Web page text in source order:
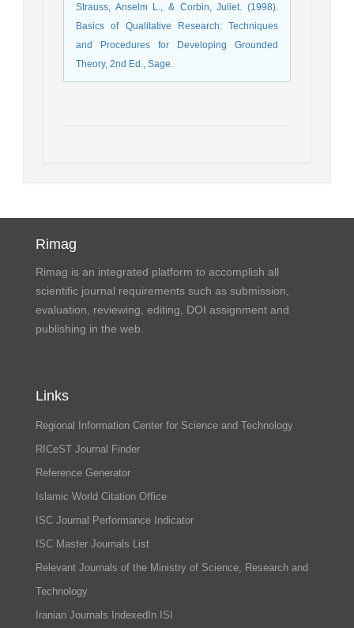
Strauss, Anselm L., & Corbin, Juliet. (1998).
Basics of Qualitative Research: Techniques
and Procedures for Developing Grounded
Theory, 2nd Ed., Sage.
Rimag
Rimag is an integrated platform to accomplish all
scientific journal requirements such as submission,
evaluation, reviewing, editing, DOI assignment and
publishing in the web.
Links
Regional Information Center for Science and Technology
RICeST Journal Finder
Reference Generator
Islamic World Citation Office
ISC Journal Performance Indicator
ISC Master Journals List
Relevant Journals of the Ministry of Science, Research and
Technology
Iranian Journals IndexedIn ISI